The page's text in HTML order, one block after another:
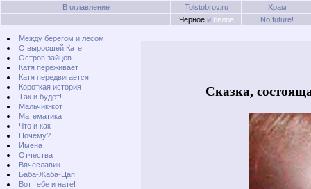
В оглавление Tolstobrov.ru
Храм
Черноеи белое No future!
Между берегом и лесом
О выросшей Кате
Остров зайцев
Катя переживает
Катя передвигается
Короткая история
Так и будет!
Мальчик-кот
Математика
Что и как
Почему?
Имена
Отчества
Вячеславик
Баба-Жаба-Цап!
Вот тебе и нате!